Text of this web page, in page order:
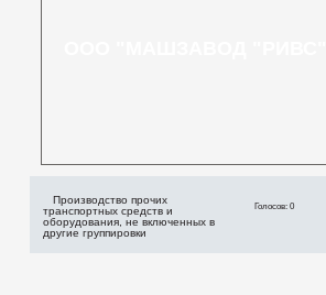
Производство прочих
транспортных средств и
оборудования, не включенных в
другие группировки
Голосов: 0